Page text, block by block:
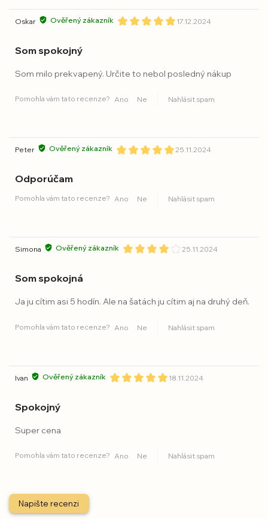
Oskar Ověřený zákazník 17.12.2024
Som spokojný
Som milo prekvapený. Určite to nebol posledný nákup
Pomohla vám tato recenze? Ano Ne Nahlásit spam
Peter Ověřený zákazník 25.11.2024
Odporúčam
Pomohla vám tato recenze? Ano Ne Nahlásit spam
Simona Ověřený zákazník 25.11.2024
Som spokojná
Ja ju cítim asi 5 hodín. Ale na šatách ju cítim aj na druhý deň.
Pomohla vám tato recenze? Ano Ne Nahlásit spam
Ivan Ověřený zákazník 18.11.2024
Spokojný
Super cena
Pomohla vám tato recenze? Ano Ne Nahlásit spam
Napište recenzi